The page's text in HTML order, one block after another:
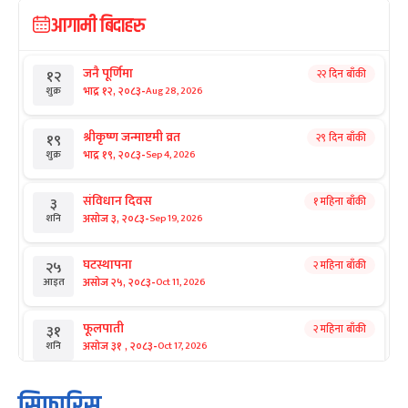
आगामी बिदाहरु
१२
शुक्र
जनै पूर्णिमा
भाद्र १२, २०८३-Aug 28, 2026
२२ दिन बाँकी
१९
शुक्र
श्रीकृष्ण जन्माष्टमी व्रत
भाद्र १९, २०८३-Sep 4, 2026
२९ दिन बाँकी
३
शनि
संविधान दिवस
असोज ३, २०८३-Sep 19, 2026
१ महिना बाँकी
२५
आइत
घटस्थापना
असोज २५, २०८३-Oct 11, 2026
२ महिना बाँकी
३१
शनि
फूलपाती
असोज ३१ , २०८३-Oct 17, 2026
२ महिना बाँकी
१ कार्तिक सङ्क्रान्ति